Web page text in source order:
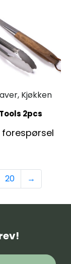
Kjøkken
2pcs
forespørsel
20 →